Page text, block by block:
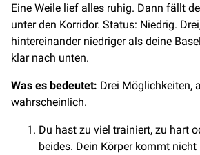
Eine Weile lief alles ruhig. Dann fällt
unter den Korridor. Status: Niedrig.
hintereinander niedriger als deine
klar nach unten.
Was es bedeutet: Drei Möglichkeiten,
wahrscheinlich.
Du hast zu viel trainiert, zu hart
beides. Dein Körper kommt